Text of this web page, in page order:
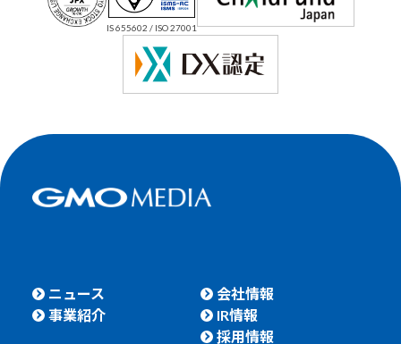
IS 655602 / ISO 27001
ニュース
事業紹介
会社情報
IR情報
採用情報